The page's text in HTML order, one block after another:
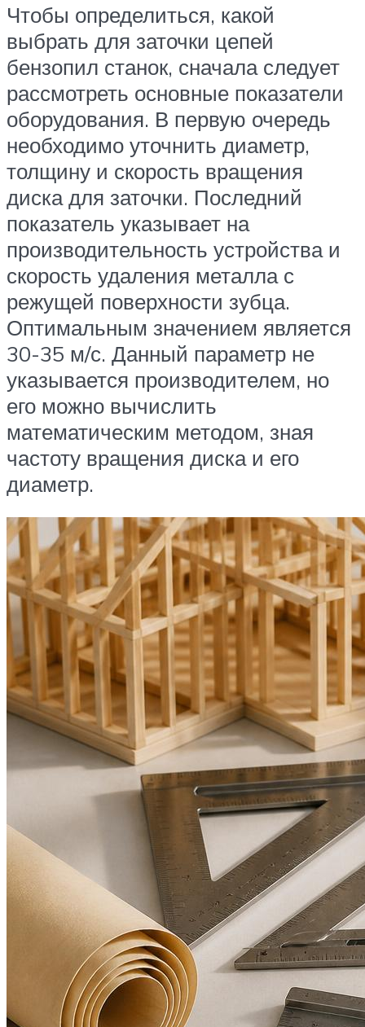
Чтобы определиться, какой
выбрать для заточки цепей
бензопил станок, сначала следует
рассмотреть основные показатели
оборудования. В первую очередь
необходимо уточнить диаметр,
толщину и скорость вращения
диска для заточки. Последний
показатель указывает на
производительность устройства и
скорость удаления металла с
режущей поверхности зубца.
Оптимальным значением является
30-35 м/с. Данный параметр не
указывается производителем, но
его можно вычислить
математическим методом, зная
частоту вращения диска и его
диаметр.